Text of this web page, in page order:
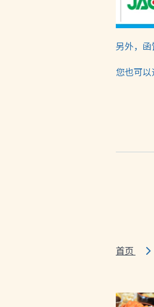
另外，函
您也可
首页